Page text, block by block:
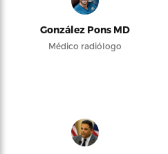
González Pons MD
Médico radiólogo